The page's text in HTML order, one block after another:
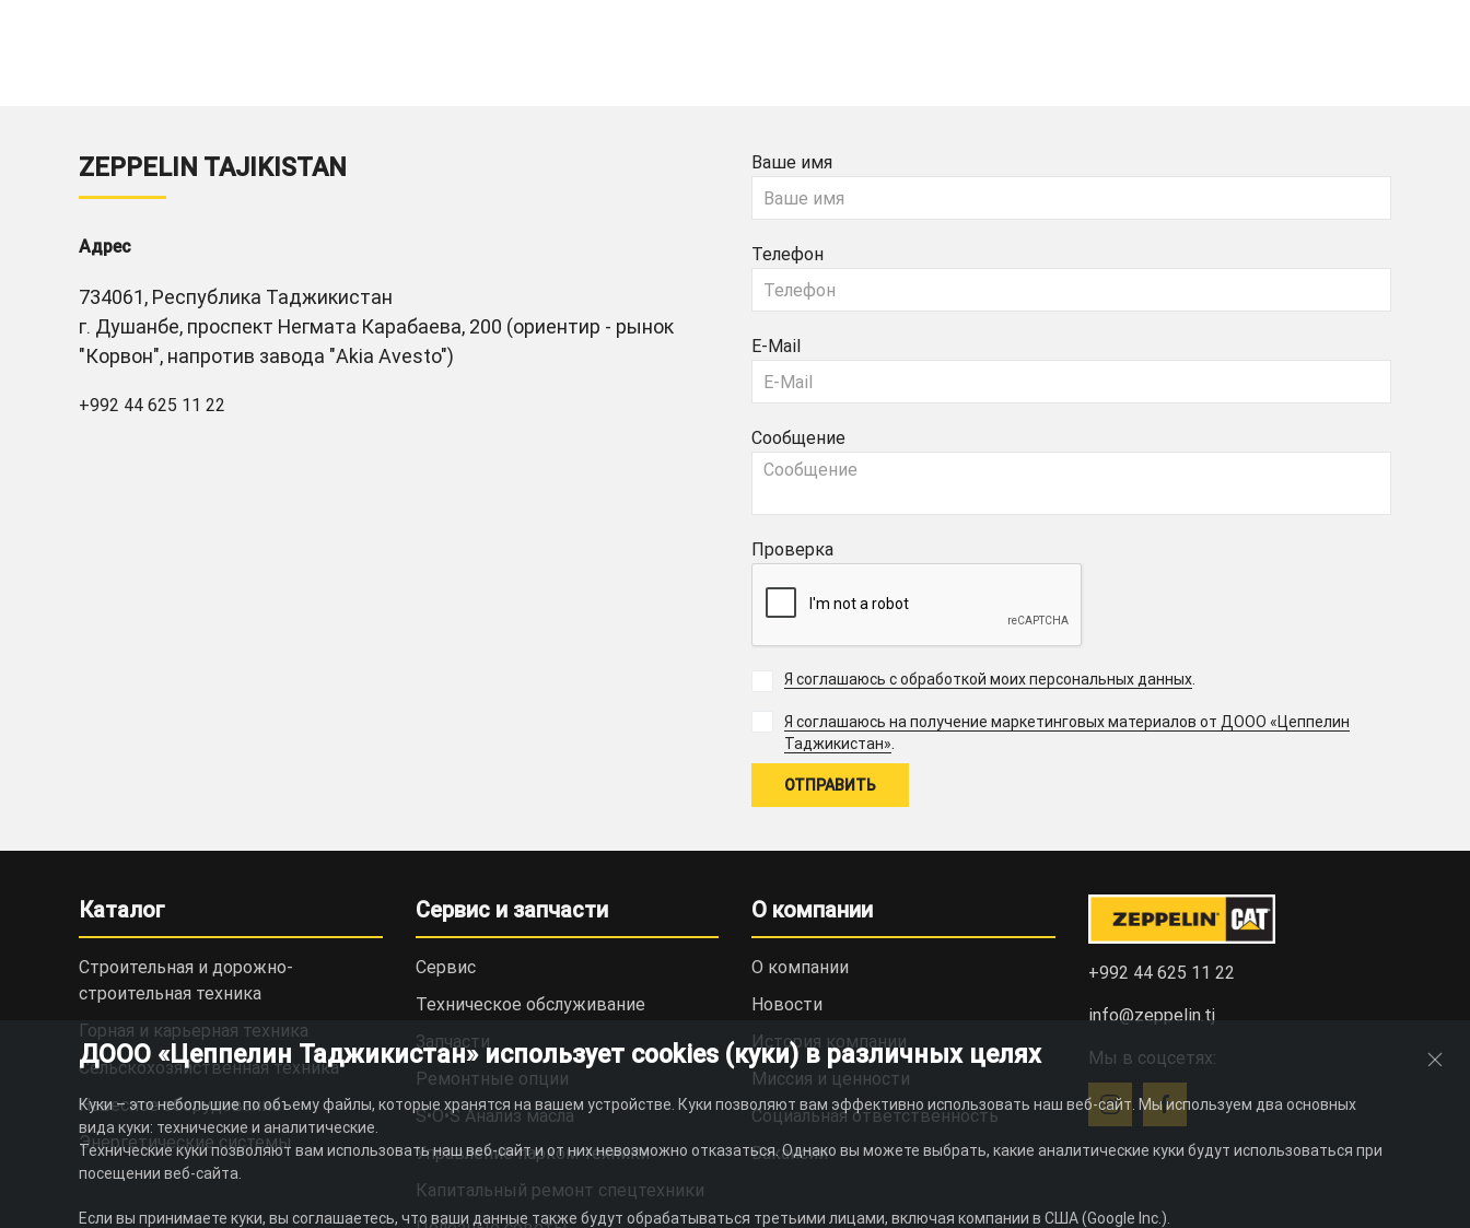
ZEPPELIN TAJIKISTAN
Адрес
734061, Республика Таджикистан
г. Душанбе, проспект Негмата Карабаева, 200 (ориентир - рынок
"Корвон", напротив завода "Akia Avesto")
+992 44 625 11 22
Ваше имя
Телефон
E-Mail
Сообщение
Проверка
Я соглашаюсь с обработкой моих персональных данных
Я соглашаюсь на получение маркетинговых материалов от ДООО «Цеппелин
Таджикистан».
Каталог
Строительная и дорожно-
cтроительная техника
Горная и карьерная техника
Сельскохозяйственная техника
Навесное оборудование
Энергетические системы
Сервис и запчасти
Сервис
Техническое обслуживание
Запчасти
Ремонтные опции
S•O•S Анализ масла
Управление парком техники
Капитальный ремонт спецтехники
О компании
О компании
Новости
История компании
Миссия и ценности
Социальная ответственность
Вакансии
+992 44 625 11 22
info@zeppelin.tj
Мы в соцсетях:
ДООО «Цеппелин Таджикистан» использует cookies (куки) в различных целях
Куки – это небольшие по объему файлы, которые хранятся на вашем устройстве. Куки позволяют вам эффективно использовать наш веб-сайт. Мы используем два основных
вида куки: технические и аналитические.
Технические куки позволяют вам использовать наш веб-сайт и от них невозможно отказаться. Однако вы можете выбрать, какие аналитические куки будут использоваться при
посещении веб-сайта.
Если вы принимаете куки, вы соглашаетесь, что ваши данные также будут обрабатываться третьими лицами, включая компании в США (Google Inc.).